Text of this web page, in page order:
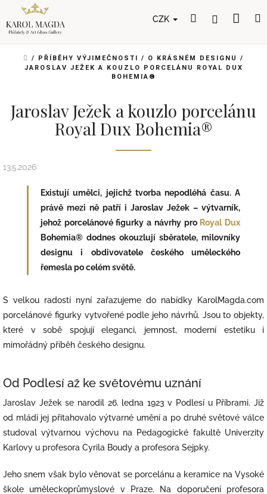
obsah
CZK HledatPřihlášení
DOMŮ
/ PŘÍBĚHY VÝJIMEČNOSTI / O KRÁSNÉM DESIGNU
/
JAROSLAV JEŽEK A KOUZLO PORCELÁNU ROYAL DUX
BOHEMIA®
Jaroslav Ježek a kouzlo porcelánu
Royal Dux Bohemia®
13.5.2026
Existují umělci, jejichž tvorba nepodléhá času. A
právě mezi ně patří i Jaroslav Ježek – výtvarník,
jehož porcelánové figurky a návrhy pro Royal Dux
Bohemia® dodnes okouzlují sběratele, milovníky
designu i obdivovatele českého uměleckého
řemesla po celém světě.
S velkou radostí nyní zařazujeme do nabídky KarolMagda.com
porcelánové figurky vytvořené podle jeho návrhů. Jsou to objekty,
které v sobě spojují eleganci, jemnost, moderní estetiku i
mimořádný příběh českého designu.
Od Podlesí až ke světovému uznání
Jaroslav Ježek se narodil 26. ledna 1923 v Podlesí u Příbrami. Již
od mládí jej přitahovalo výtvarné umění a po druhé světové válce
studoval výtvarnou výchovu na Pedagogické fakultě Univerzity
Karlovy u profesora Cyrila Boudy a profesora Sejpky.
Jeho snem však bylo věnovat se porcelánu a keramice na Vysoké
škole uměleckoprůmyslové v Praze. Na doporučení profesora